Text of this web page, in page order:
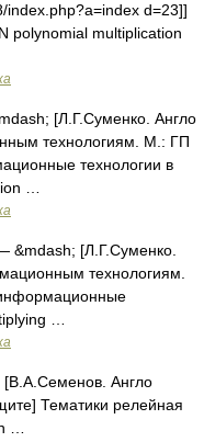
index.php?a=index d=23]]
polynomial multiplication
[Л.Г.Суменко. Англо
технологиям. М.: ГП
технологии в
…
&mdash; [Л.Г.Суменко.
технологиям.
…
Англо
Тематики релейная
…